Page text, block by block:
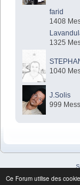
Ce Forum utilise des
farid
1408
1325
1040
J.Solis
999